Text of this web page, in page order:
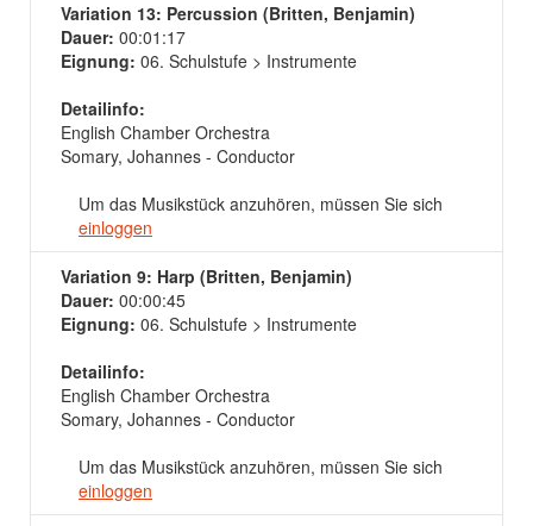
Variation 13: Percussion (Britten, Benjamin)
Dauer: 00:01:17
Eignung: 06. Schulstufe > Instrumente
Detailinfo:
English Chamber Orchestra
Somary, Johannes - Conductor
Um das Musikstück anzuhören, müssen Sie sich
einloggen
Variation 9: Harp (Britten, Benjamin)
Dauer: 00:00:45
Eignung: 06. Schulstufe > Instrumente
Detailinfo:
English Chamber Orchestra
Somary, Johannes - Conductor
Um das Musikstück anzuhören, müssen Sie sich
einloggen